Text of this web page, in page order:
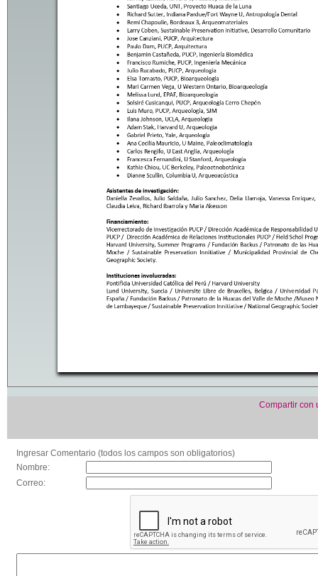
Compartir con
Ingresar Comentario (todos los campos son obligatorios)
Nombre:
Correo: